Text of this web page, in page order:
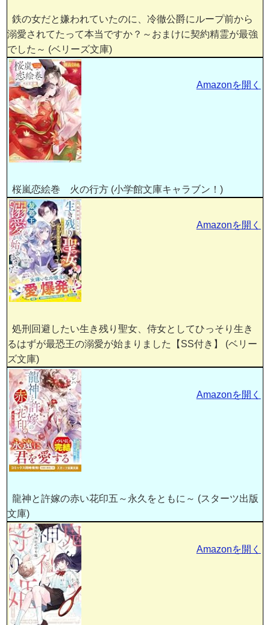
鉄の女だと嫌われていたのに、冷徹公爵にループ前から
溺愛されてたって本当ですか？～おまけに契約精霊が最強
でした～ (ベリーズ文庫)
桜嵐恋絵巻 火の行方 (小学館文庫キャラブン！)
Amazonを開く
処刑回避したい生き残り聖女、侍女としてひっそり生き
るはずが最恐王の溺愛が始まりました【SS付き】 (ベリー
ズ文庫)
Amazonを開く
龍神と許嫁の赤い花印五～永久をともに～ (スターツ出版
文庫)
Amazonを開く
Amazonを開く